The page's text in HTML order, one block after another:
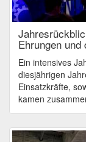
Ehrungen
Ein intensives
diesjährigen
Einsatzkräfte,
kamen